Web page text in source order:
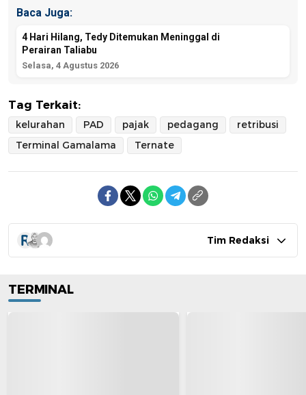
Baca Juga:
4 Hari Hilang, Tedy Ditemukan Meninggal di
Perairan Taliabu
Selasa, 4 Agustus 2026
Tag Terkait:
kelurahan PAD pajak pedagang
retribusi
Terminal Gamalama
Ternate
Tim Redaksi
TERMINAL